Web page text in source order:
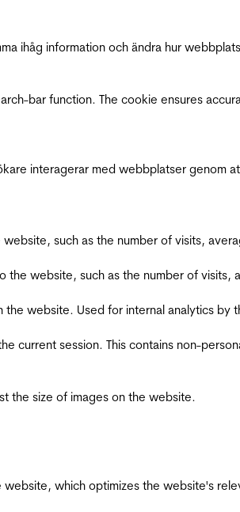
ihåg information och ändra hur
bar function. The cookie ensures
interagerar med webbplatser genom
such as the number of visits,
the website, such as the number of
the website. Used for internal analytics by
current session. This contains non-
the size of images on the website.
which optimizes the website's